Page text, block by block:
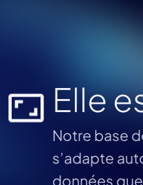
Elle
Notre base
s’adapte
données